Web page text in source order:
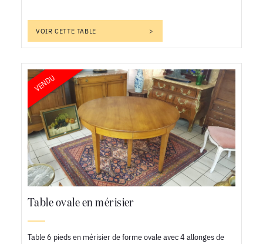
VOIR CETTE TABLE
VENDU
Table ovale en mérisier
Table 6 pieds en mérisier de forme ovale avec 4 allonges de